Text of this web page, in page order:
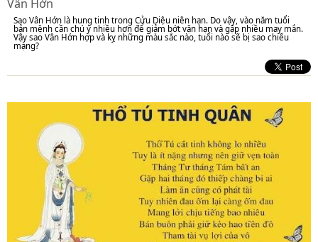
Vân Hớn
Sao Vân Hớn là hung tinh trong Cửu Diệu niên hạn. Do vậy, vào năm tuổi
bản mệnh cần chú ý nhiều hơn để giảm bớt vận hạn và gặp nhiều may mắn.
Vậy sao Vân Hớn hợp và kỵ những màu sắc nào, tuổi nào sẽ bị sao chiếu
mạng?